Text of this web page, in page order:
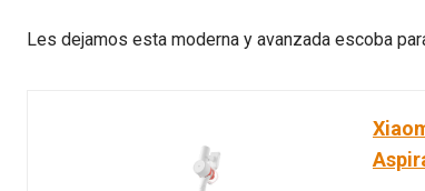
Les dejamos esta moderna y avanzada escoba